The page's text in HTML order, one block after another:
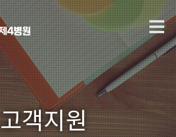
고객지원